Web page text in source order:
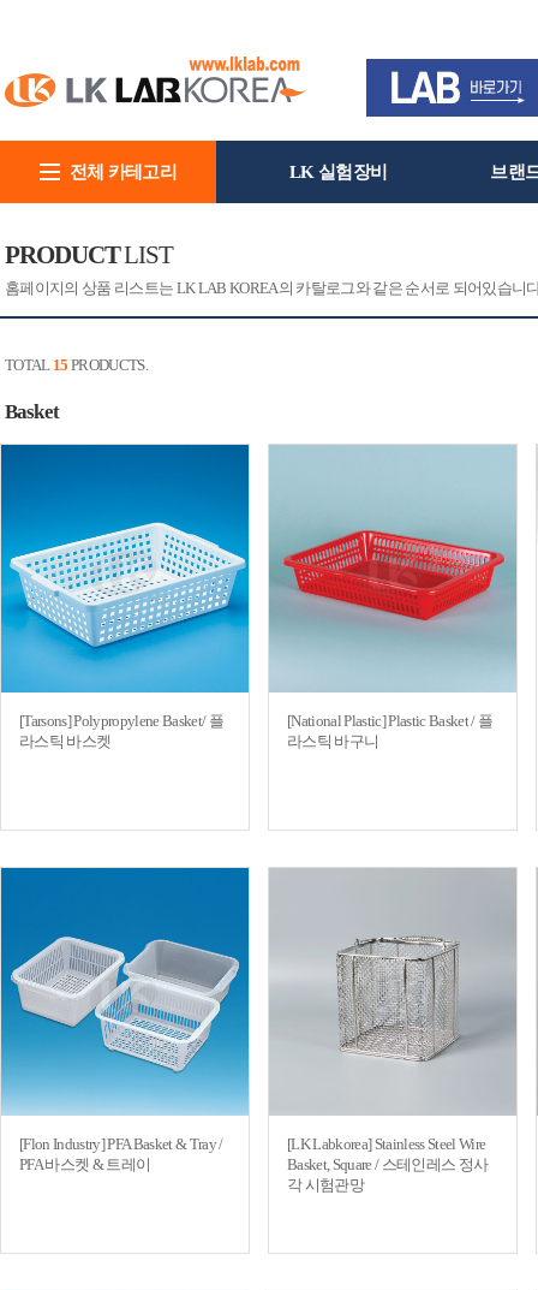
전체 카테고리 LK 실험장비 브랜
PRODUCTLIST
홈페이지의 상품 리스트는 LK LAB KOREA의 카탈로그와 같은 순서로 되어있습
TOTAL 15 PRODUCTS.
Basket
[Tarsons] Polypropylene Basket/ 플
라스틱 바스켓
[National Plastic] Plastic Basket / 플
라스틱 바구니
[Flon Industry] PFA Basket & Tray /
PFA 바스켓 & 트레이
[LK Labkorea] Stainless Steel Wire
Basket, Square / 스테인레스 정사
각 시험관망